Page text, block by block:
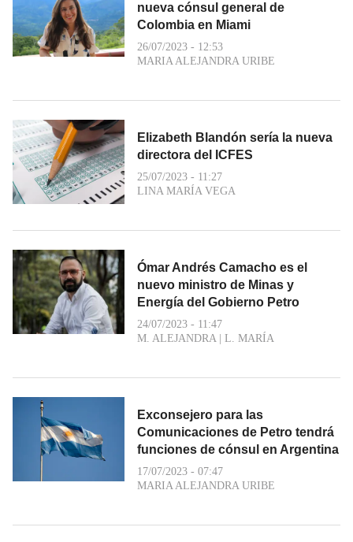
nueva cónsul general de
Colombia en Miami
26/07/2023 - 12:53
MARIA ALEJANDRA URIBE
Elizabeth Blandón sería la nueva
directora del ICFES
25/07/2023 - 11:27
LINA MARÍA VEGA
Ómar Andrés Camacho es el
nuevo ministro de Minas y
Energía del Gobierno Petro
24/07/2023 - 11:47
M. ALEJANDRA| L. MARÍA
Exconsejero para las
Comunicaciones de Petro tendrá
funciones de cónsul en Argentina
17/07/2023 - 07:47
MARIA ALEJANDRA URIBE